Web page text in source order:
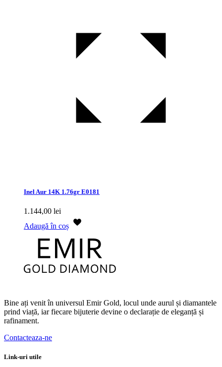
Inel Aur 14K 1.76gr E0181
1.144,00 lei
Adaugă în coș
Bine ați venit în universul Emir Gold, locul unde aurul și diamantele
prind viață, iar fiecare bijuterie devine o declarație de eleganță și
rafinament.
Contacteaza-ne
Link-uri utile